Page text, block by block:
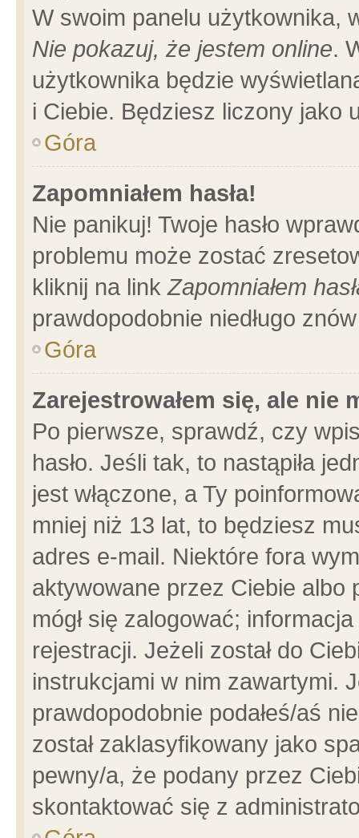
W swoim panelu użytkownika,
Nie pokazuj, że jestem online.
użytkownika będzie
i Ciebie. Będziesz liczony jako
Góra
Zapomniałem hasła!
Nie panikuj! Twoje hasło
problemu może zostać
kliknij na linkZapomniałem
prawdopodobnie niedługo
Góra
Zarejestrowałem się, ale nie
Po pierwsze, sprawdź, czy
hasło. Jeśli tak, to nastąpiła
jest włączone, a Ty
mniej niż 13 lat, to będziesz
adres e-mail. Niektóre fora
aktywowane przez Ciebie albo
mógł się zalogować;
rejestracji. Jeżeli został do
instrukcjami w nim zawartymi.
prawdopodobnie podałeś/aś
został zaklasyfikowany jako
pewny/a, że podany przez
skontaktować się z